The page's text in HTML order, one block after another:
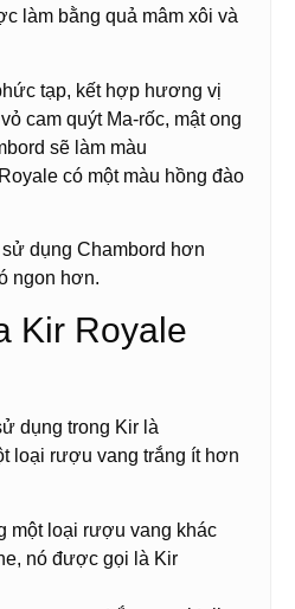
làm bằng quả mâm xôi và
tạp, kết hợp hương vị
cam quýt Ma-rốc, mật ong
sẽ làm màu
có một màu hồng đào
dụng Chambord hơn
ngon hơn.
Kir Royale
dụng trong Kir là
loại rượu vang trắng ít hơn
một loại rượu vang khác
nó được gọi là Kir